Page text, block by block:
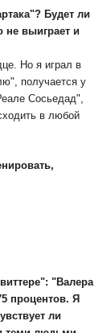
Будет ли
не выиграет и
Но я играл в
получается у
Сосьедад",
в любой
"Валера
процентов. Я
ли